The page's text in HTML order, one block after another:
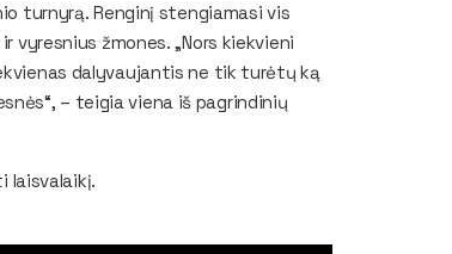
turnyrą. Renginį stengiamasi vis
žmones. „Nors kiekvieni
dalyvaujantis ne tik turėtų ką
– teigia viena iš pagrindinių
laisvalaikį.